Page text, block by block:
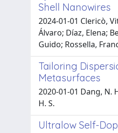
Shell Nanowires
2024-01-01 Clericò,
Álvaro; Díaz, Elena;
Guido; Rossella,
Tailoring
Metasurfaces
2020-01-01 Dang, N.
H. S.
Ultralow Self-